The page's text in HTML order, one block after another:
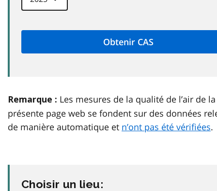
Remarque : Les mesures de la qualité de l’air de la
présente page web se fondent sur des données
de manière automatique et n’ont pas été vérifiées.
Choisir un lieu: